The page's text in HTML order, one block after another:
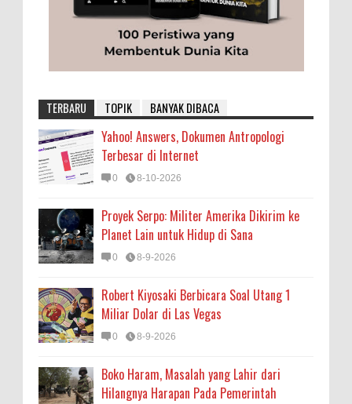
TERBARU TOPIK BANYAK DIBACA
Yahoo! Answers, Dokumen Antropologi
Terbesar di Internet
0 8-10-2026
Proyek Serpo: Militer Amerika Dikirim ke
Planet Lain untuk Hidup di Sana
0 8-9-2026
Robert Kiyosaki Berbicara Soal Utang 1
Miliar Dolar di Las Vegas
0 8-9-2026
Boko Haram, Masalah yang Lahir dari
Hilangnya Harapan Pada Pemerintah